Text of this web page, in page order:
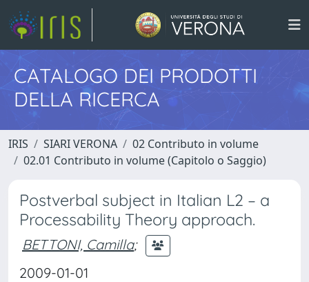
CATALOGO DEI PRODOTTI
DELLA RICERCA
IRIS SIARI VERONA
02 Contributo in volume
02.01 Contributo in volume (Capitolo o Saggio)
Postverbal subject in Italian L2 – a
Processability Theory approach.
BETTONI, Camilla;
2009-01-01